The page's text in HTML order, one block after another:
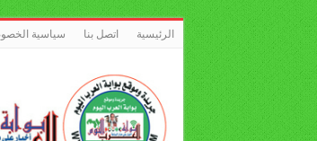
الرئيسية اتصل بنا سياسية